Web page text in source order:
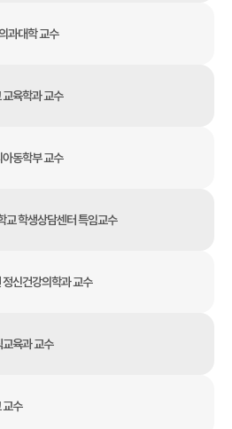
과대학 교수
육학과 교수
동학부 교수
교 학생상담센터 특임교수
신건강의학과 교수
육과 교수
교수